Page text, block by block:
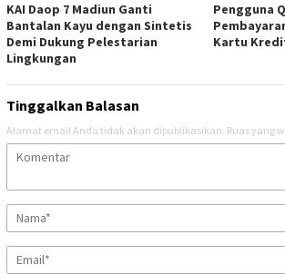
KAI Daop 7 Madiun Ganti
Bantalan Kayu dengan Sintetis
Demi Dukung Pelestarian
Lingkungan
Pengguna
Kartu
Tinggalkan Balasan
Alamat email Anda tidak akan dipublikasikan. Ruas yang